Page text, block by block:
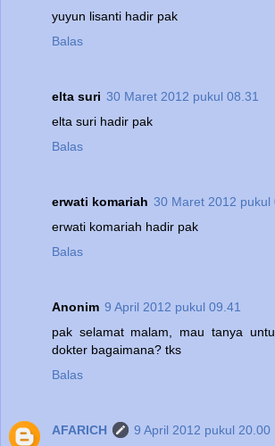
yuyun lisanti hadir pak
Balas
elta suri 30 Maret 2012 pukul 08.31
elta suri hadir pak
Balas
erwati komariah 30 Maret 2012 pukul
erwati komariah hadir pak
Balas
Anonim 9 April 2012 pukul 09.41
pak selamat malam, mau tanya
dokter bagaimana? tks
Balas
AFARICH
9 April 2012 pukul 20.00